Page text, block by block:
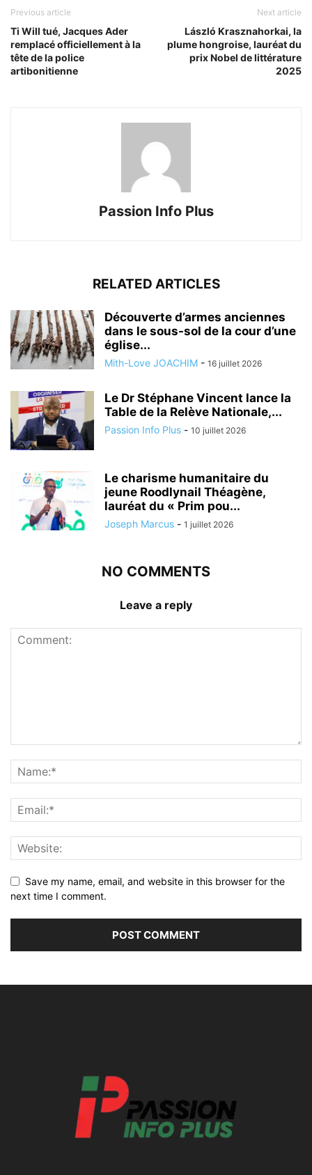
Previous article
Ti Will tué, Jacques Ader
remplacé officiellement à la
tête de la police
artibonitienne
Next article
László Krasznahorkai, la
plume hongroise, lauréat du
prix Nobel de littérature
2025
Passion Info Plus
RELATED ARTICLES
Découverte d’armes anciennes
dans le sous-sol de la cour d’une
église...
Mith-Love JOACHIM - 16 juillet 2026
Le Dr Stéphane Vincent lance la
Table de la Relève Nationale,...
Passion Info Plus - 10 juillet 2026
Le charisme humanitaire du
jeune Roodlynail Théagène,
lauréat du « Prim pou...
Joseph Marcus - 1 juillet 2026
NO COMMENTS
Leave a reply
Save my name, email, and website in this browser for the
next time I comment.